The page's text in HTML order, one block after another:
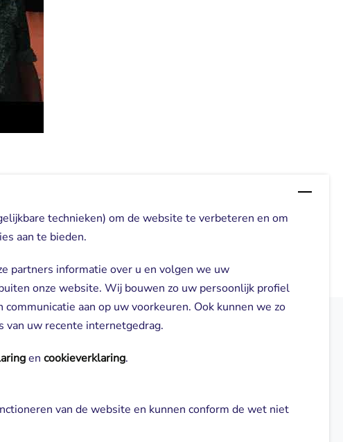
technieken) om de website te verbeteren en om
aan te bieden.
partners informatie over u en volgen we uw
onze website. Wij bouwen zo uw persoonlijk profiel
aan op uw voorkeuren. Ook kunnen we zo
van uw recente internetgedrag.
en cookieverklaring.
van de website en kunnen conform de wet niet
Locaties